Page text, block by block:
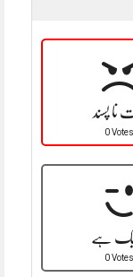
نا پسند
0 Votes
ہے
0 Votes